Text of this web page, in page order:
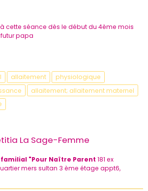
cette séance dès le début du 4ème mois
papa
allaitement
physiologique
allaitement; allaitement maternel
La Sage-Femme
"Pour Naître Parent 181 ex
mers sultan 3 ème étage appt6,